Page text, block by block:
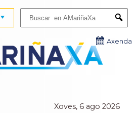
Xoves, 6 ago 2026
Axenda